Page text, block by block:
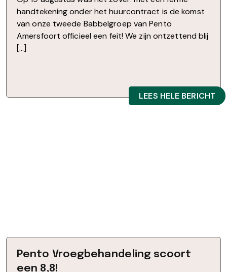
handtekening onder het huurcontract is de komst
van onze tweede Babbelgroep van Pento
Amersfoort officieel een feit! We zijn ontzettend blij
[…]
LEES HELE BERICHT
Pento Vroegbehandeling scoort
een 8,8!